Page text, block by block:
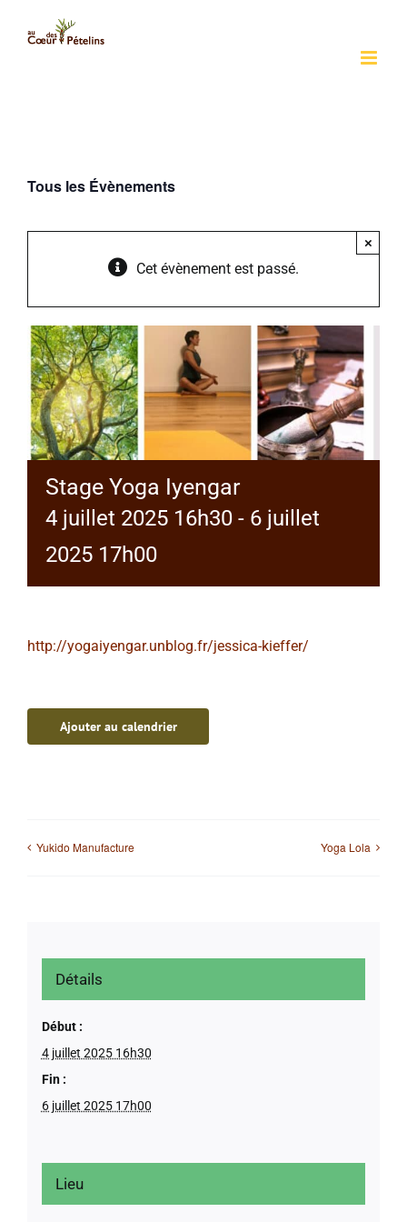
Tous les Évènements
Cet évènement est passé.
×
Stage Yoga Iyengar
4 juillet 2025 16h30 - 6 juillet
2025 17h00
http://yogaiyengar.unblog.fr/jessica-kieffer/
Ajouter au calendrier
Yukido Manufacture Yoga Lola
Détails
Début :
4 juillet 2025 16h30
Fin :
6 juillet 2025 17h00
Lieu